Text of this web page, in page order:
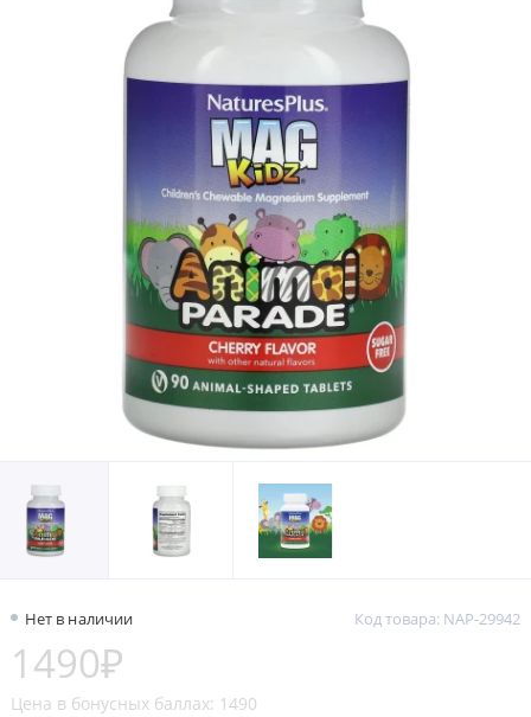
Нет в наличии Код товара: NAP-29942
1490₽
Цена в бонусных баллах: 1490